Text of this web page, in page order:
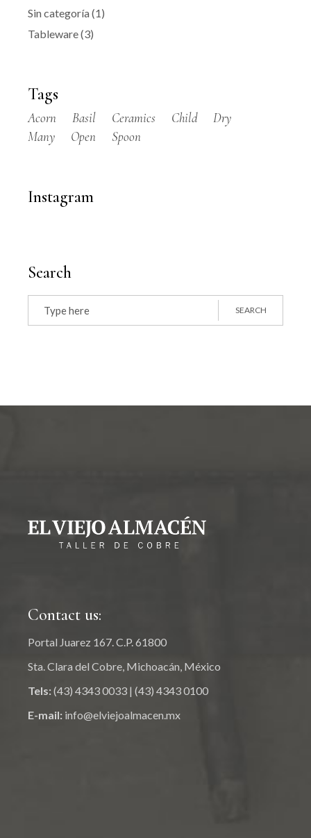
Sin categoría(1)
Tableware(3)
Tags
Acorn Basil Ceramics Child
Dry
Many
Open Spoon
Instagram
Search
SEARCH
Contact us:
Portal Juarez 167. C.P. 61800
Sta. Clara del Cobre, Michoacán, México
Tels:(43) 4343 0033 |(43) 4343 0100
E-mail: info@elviejoalmacen.mx